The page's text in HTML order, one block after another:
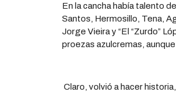
En la cancha había talento
Santos, Hermosillo, Tena,
Jorge Vieira y “El “Zurdo”
proezas azulcremas,
Claro, volvió a hacer